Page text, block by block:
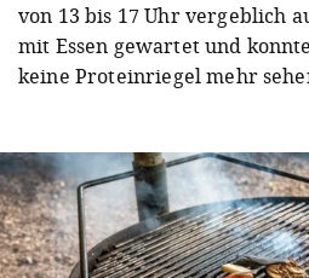
von 13 bis 17 Uhr vergeblich
mit Essen gewartet und
keine Proteinriegel mehr